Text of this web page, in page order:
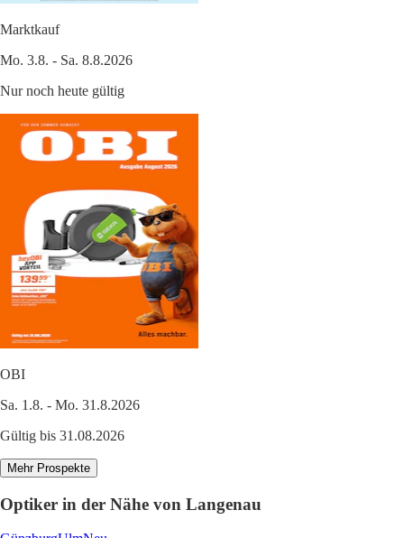
Marktkauf
Mo. 3.8. - Sa. 8.8.2026
Nur noch heute gültig
OBI
Sa. 1.8. - Mo. 31.8.2026
Gültig bis 31.08.2026
Mehr Prospekte
Optiker in der Nähe von Langenau